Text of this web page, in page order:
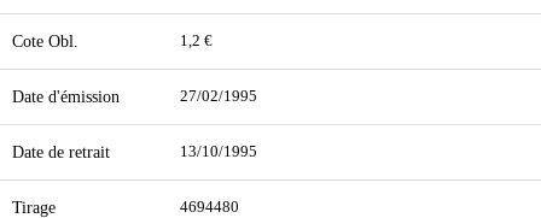
Cote Obl. 1,2 €
Date d'émission 27/02/1995
Date de retrait 13/10/1995
Tirage 4694480